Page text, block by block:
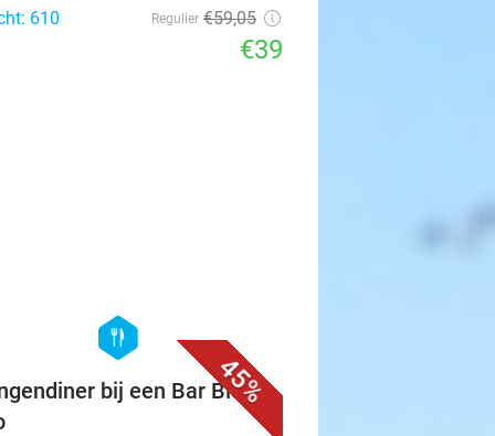
610
Regulier €59,05
€39
45%
hexagon
food
bij een Bar Bistro